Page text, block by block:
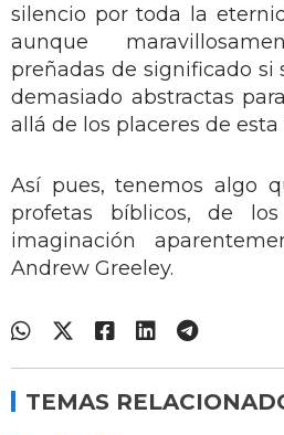
silencio por toda la
aunque
preñadas de significado si
demasiado abstractas
allá de los placeres de esta
Así pues, tenemos algo
profetas bíblicos, de
imaginación
Andrew Greeley.
TEMAS